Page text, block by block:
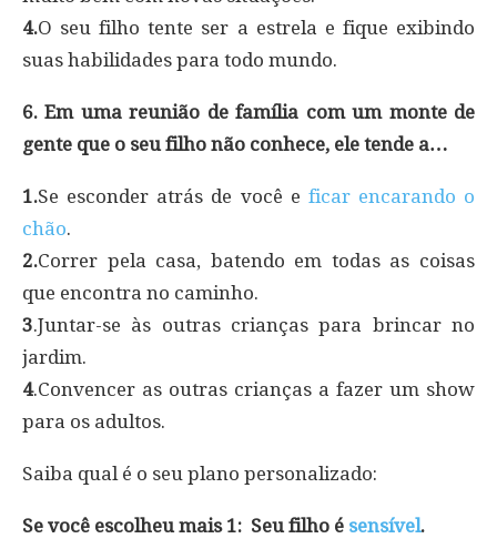
4.O seu filho tente ser a estrela e fique exibindo
suas habilidades para todo mundo.
6. Em uma reunião de família com um monte de
gente que o seu filho não conhece, ele tende a…
1.Se esconder atrás de você e ficar encarando o
chão.
2.Correr pela casa, batendo em todas as coisas
que encontra no caminho.
3.Juntar-se às outras crianças para brincar no
jardim.
4.Convencer as outras crianças a fazer um show
para os adultos.
Saiba qual é o seu plano personalizado:
Se você escolheu mais 1: Seu filho é sensível.